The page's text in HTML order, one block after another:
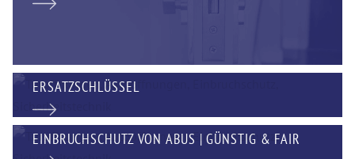
ERSATZSCHLÜSSEL
EINBRUCHSCHUTZ VON ABUS | GÜNSTIG & FAIR